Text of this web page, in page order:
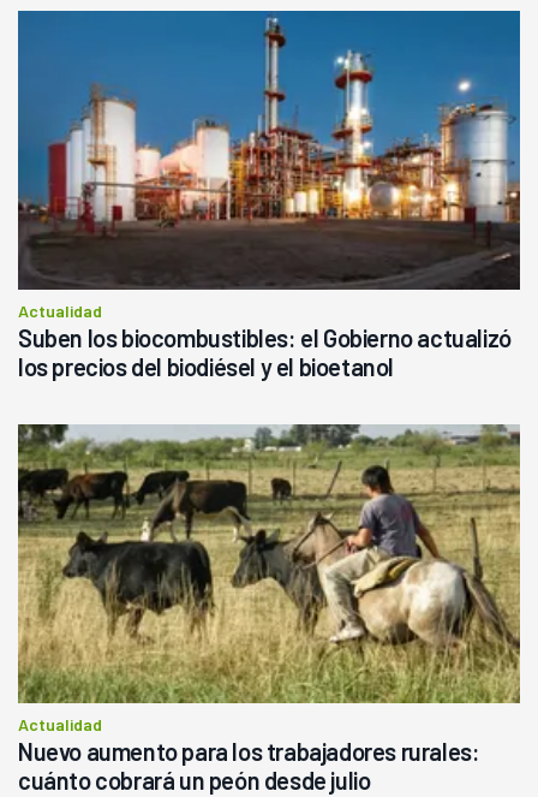
Actualidad
Suben los biocombustibles: el Gobierno actualizó
los precios del biodiésel y el bioetanol
Actualidad
Nuevo aumento para los trabajadores rurales:
cuánto cobrará un peón desde julio